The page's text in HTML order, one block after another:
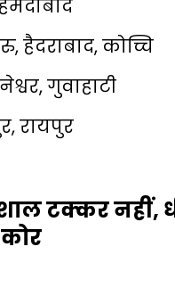
हैदराबाद, कोच्चि
गुवाहाटी
रायपुर
टक्कर नहीं,